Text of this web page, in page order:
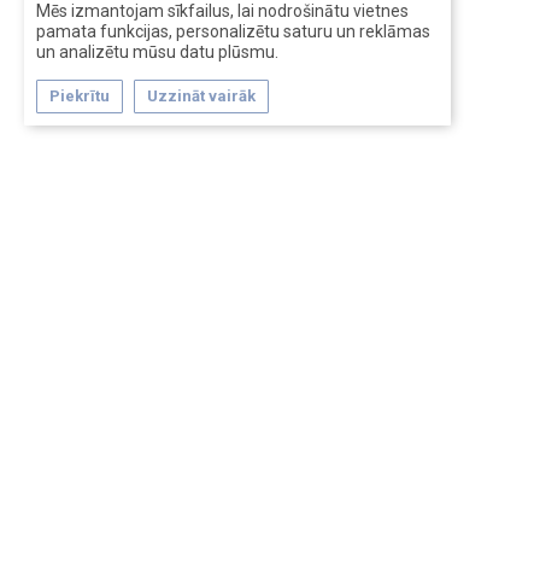
Mēs izmantojam sīkfailus, lai nodrošinātu vietnes
pamata funkcijas, personalizētu saturu un reklāmas
un analizētu mūsu datu plūsmu.
Piekrītu Uzzināt vairāk